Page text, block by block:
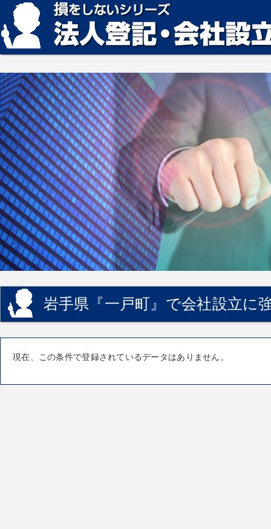
損をしない法人登記・会社設立の方法、見つかります。
岩手県『一戸町』で会社設立に
現在、この条件で登録されているデータはありません。